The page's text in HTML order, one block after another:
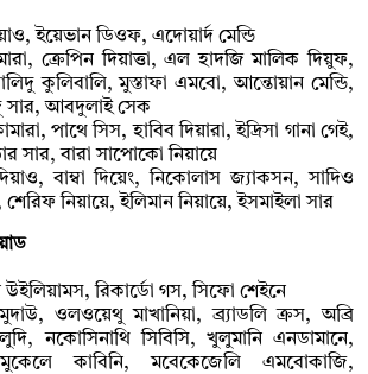
ইয়েভান ডিওফ, এদোয়ার্দ মেন্ডি
ক্রেপিন দিয়াত্তা, এল হাদজি মালিক দিয়ুফ,
কুলিবালি, মুস্তাফা এমবো, আন্তোয়ান মেন্ডি,
সার, আবদুলাই সেক
পাথে সিস, হাবিব দিয়ারা, ইদ্রিসা গানা গেই,
সার, বারা সাপোকো নিয়ায়ে
বাম্বা দিয়েং, নিকোলাস জ্যাকসন, সাদিও
শেরিফ নিয়ায়ে, ইলিমান নিয়ায়ে, ইসমাইলা সার
রিকার্ডো গস, সিফো শেইনে
ওলওয়েথু মাখানিয়া, ব্র্যাডলি ক্রস, অব্রি
নকোসিনাথি সিবিসি, খুলুমানি এনডামানে,
কাবিনি, মবেকেজেলি এমবোকাজি,